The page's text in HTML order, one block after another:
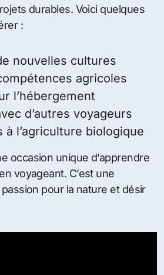
durables. Voici quelques
:
nouvelles cultures
agricoles
l’hébergement
d’autres voyageurs
à l’agriculture biologique
occasion unique d’apprendre
voyageant. C’est une
pour la nature et désir